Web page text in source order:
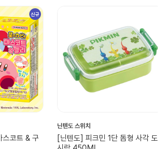
스코트 & 구
신규
닌텐도 스위치
[닌텐도] 피크민 1단 돔형 사각 도